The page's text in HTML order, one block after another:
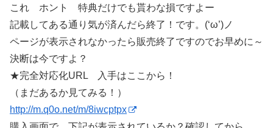
これ ホント 特典だけでも貰わな損ですよー
記載してある通り気が済んだら終了！です。(‘ω’)ノ
ページが表示されなかったら販売終了ですのでお早めに～
決断は今ですよ？
★完全対応化URL 入手はここから！
（まだあるか見てみる！）
http://m.q0o.net/m/8iwcptpx